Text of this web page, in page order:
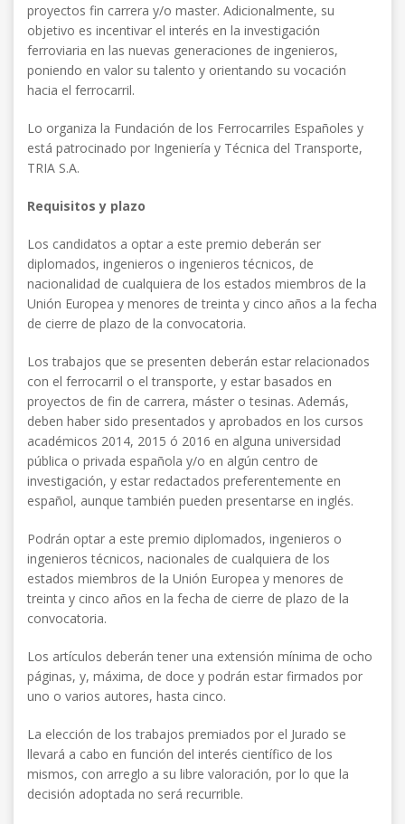
proyectos fin carrera y/o master. Adicionalmente, su
objetivo es incentivar el interés en la investigación
ferroviaria en las nuevas generaciones de ingenieros,
poniendo en valor su talento y orientando su vocación
hacia el ferrocarril.
Lo organiza la Fundación de los Ferrocarriles Españoles y
está patrocinado por Ingeniería y Técnica del Transporte,
TRIA S.A.
Requisitos y plazo
Los candidatos a optar a este premio deberán ser
diplomados, ingenieros o ingenieros técnicos, de
nacionalidad de cualquiera de los estados miembros de la
Unión Europea y menores de treinta y cinco años a la fecha
de cierre de plazo de la convocatoria.
Los trabajos que se presenten deberán estar relacionados
con el ferrocarril o el transporte, y estar basados en
proyectos de fin de carrera, máster o tesinas. Además,
deben haber sido presentados y aprobados en los cursos
académicos 2014, 2015 ó 2016 en alguna universidad
pública o privada española y/o en algún centro de
investigación, y estar redactados preferentemente en
español, aunque también pueden presentarse en inglés.
Podrán optar a este premio diplomados, ingenieros o
ingenieros técnicos, nacionales de cualquiera de los
estados miembros de la Unión Europea y menores de
treinta y cinco años en la fecha de cierre de plazo de la
convocatoria.
Los artículos deberán tener una extensión mínima de ocho
páginas, y, máxima, de doce y podrán estar firmados por
uno o varios autores, hasta cinco.
La elección de los trabajos premiados por el Jurado se
llevará a cabo en función del interés científico de los
mismos, con arreglo a su libre valoración, por lo que la
decisión adoptada no será recurrible.